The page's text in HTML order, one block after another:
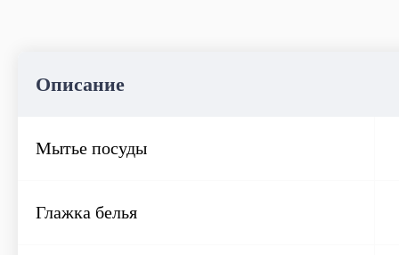
Описание
Мытье посуды
Глажка белья